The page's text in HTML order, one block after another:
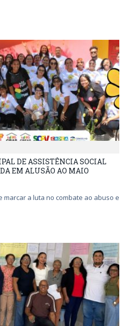
DE ASSISTÊNCIA SOCIAL
EM ALUSÃO AO MAIO
marcar a luta no combate ao abuso e